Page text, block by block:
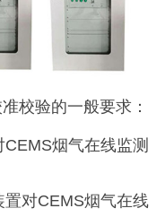
校验的一般要求：
烟气在线监测
对CEMS烟气在线